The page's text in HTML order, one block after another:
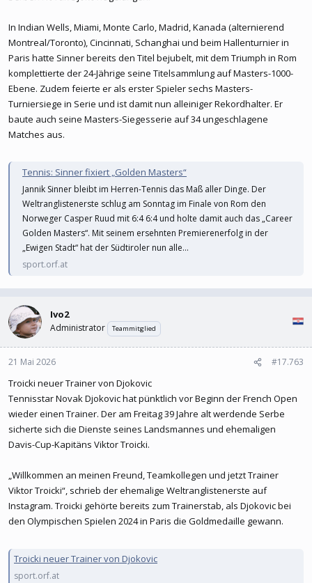
In Indian Wells, Miami, Monte Carlo, Madrid, Kanada (alternierend
Montreal/Toronto), Cincinnati, Schanghai und beim Hallenturnier in
Paris hatte Sinner bereits den Titel bejubelt, mit dem Triumph in Rom
komplettierte der 24-Jährige seine Titelsammlung auf Masters-1000-
Ebene. Zudem feierte er als erster Spieler sechs Masters-
Turniersiege in Serie und ist damit nun alleiniger Rekordhalter. Er
baute auch seine Masters-Siegesserie auf 34 ungeschlagene
Matches aus.
Tennis: Sinner fixiert „Golden Masters“
Jannik Sinner bleibt im Herren-Tennis das Maß aller Dinge. Der
Weltranglistenerste schlug am Sonntag im Finale von Rom den
Norweger Casper Ruud mit 6:4 6:4 und holte damit auch das „Career
Golden Masters“. Mit seinem ersehnten Premierenerfolg in der
„Ewigen Stadt“ hat der Südtiroler nun alle...
sport.orf.at
Ivo2
Administrator Teammitglied
21 Mai 2026 #17.763
Troicki neuer Trainer von Djokovic
Tennisstar Novak Djokovic hat pünktlich vor Beginn der French Open
wieder einen Trainer. Der am Freitag 39 Jahre alt werdende Serbe
sicherte sich die Dienste seines Landsmannes und ehemaligen
Davis-Cup-Kapitäns Viktor Troicki.
„Willkommen an meinen Freund, Teamkollegen und jetzt Trainer
Viktor Troicki“, schrieb der ehemalige Weltranglistenerste auf
Instagram. Troicki gehörte bereits zum Trainerstab, als Djokovic bei
den Olympischen Spielen 2024 in Paris die Goldmedaille gewann.
Troicki neuer Trainer von Djokovic
sport.orf.at